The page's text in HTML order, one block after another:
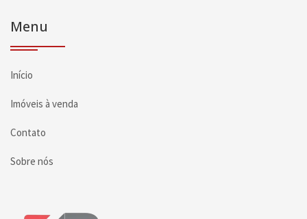
Menu
Início
Imóveis à venda
Contato
Sobre nós